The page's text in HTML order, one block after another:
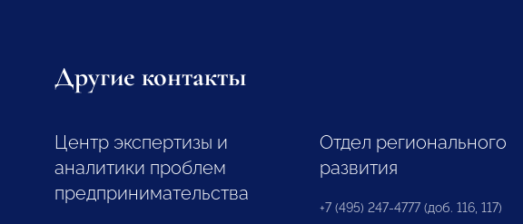
Другие контакты
Центр экспертизы и
аналитики проблем
предпринимательства
Отдел регионального
развития
+7 (495) 247-4777 (доб. 116, 117)